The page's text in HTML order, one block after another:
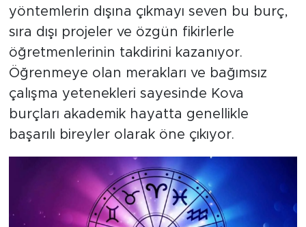
yöntemlerin dışına çıkmayı seven bu burç,
sıra dışı projeler ve özgün fikirlerle
öğretmenlerinin takdirini kazanıyor.
Öğrenmeye olan merakları ve bağımsız
çalışma yetenekleri sayesinde Kova
burçları akademik hayatta genellikle
başarılı bireyler olarak öne çıkıyor.